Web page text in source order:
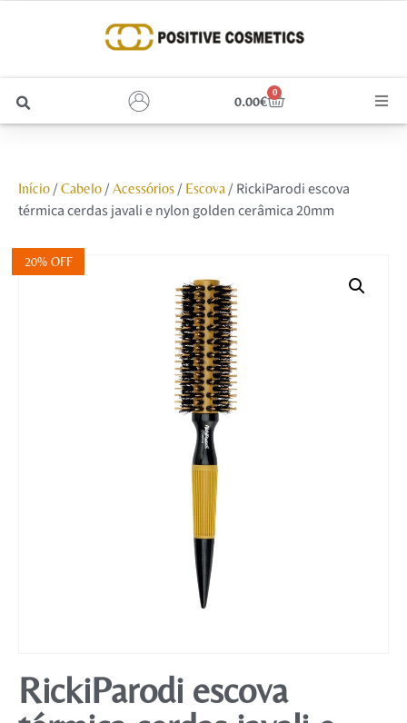
0.00€
0
Unhas
Início/ Cabelo/ Acessórios/ Escova/ RickiParodi escova
térmica cerdas javali e nylon golden cerâmica 20mm
20% OFF
RickiParodi escova